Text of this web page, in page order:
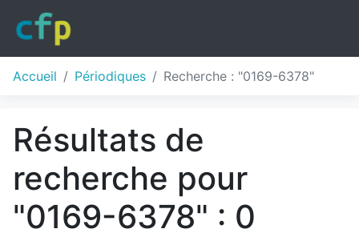
Accueil Périodiques Recherche : "0169-6378"
Résultats de
recherche pour
"0169-6378" : 0